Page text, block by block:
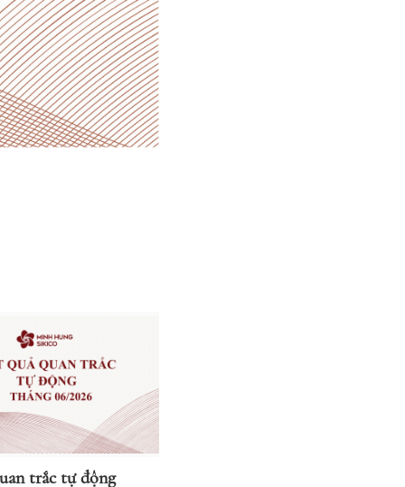
trắc tự động